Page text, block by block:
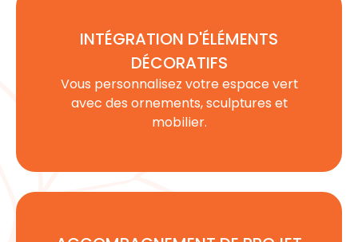
INTÉGRATION D'ÉLÉMENTS
DÉCORATIFS
Vous personnalisez votre espace vert
avec des ornements, sculptures et
mobilier.